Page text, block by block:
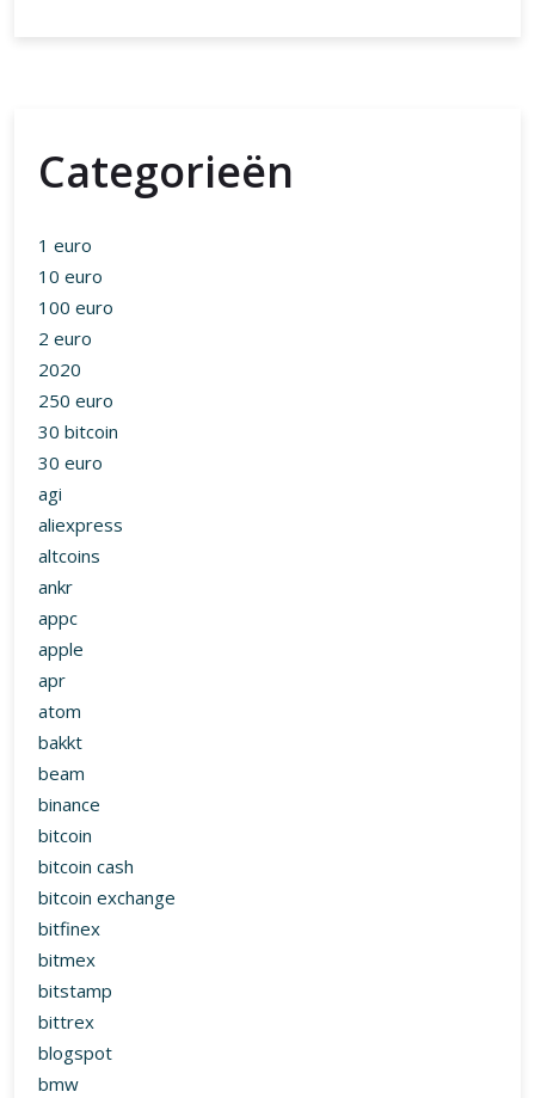
Categorieën
1 euro
10 euro
100 euro
2 euro
2020
250 euro
30 bitcoin
30 euro
agi
aliexpress
altcoins
ankr
appc
apple
apr
atom
bakkt
beam
binance
bitcoin
bitcoin cash
bitcoin exchange
bitfinex
bitmex
bitstamp
bittrex
blogspot
bmw